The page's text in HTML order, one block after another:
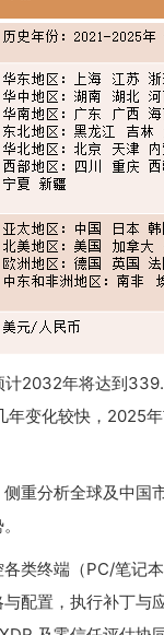
2032年将达到
变化较快，2025
重分析全球及中国
类终端（PC/笔记
配置，执行补丁与